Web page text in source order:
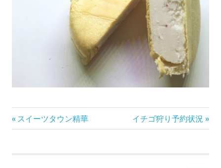
投
前
の
スイーツタウン精華
次
の
イチゴ狩り予約状況